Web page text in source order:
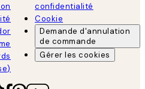
confidentialité
Cookie
Demande d'annulation
de commande
Gérer les cookies